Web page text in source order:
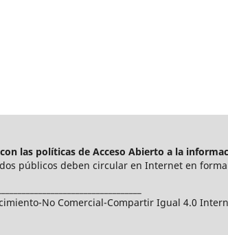
las políticas de Acceso Abierto a la
públicos deben circular en Internet en
No Comercial-Compartir Igual 4.0